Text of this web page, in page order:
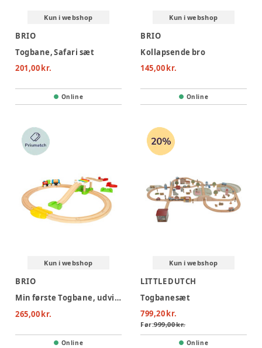
Kun i webshop
BRIO
Togbane, Safari sæt
201,00 kr.
Online
Kun i webshop
BRIO
Kollapsende bro
145,00 kr.
Online
Kun i webshop
BRIO
Min første Togbane, udvidet
265,00 kr.
Online
Kun i webshop
LITTLE DUTCH
Togbanesæt
799,20 kr.
Før:999,00 kr.
Online